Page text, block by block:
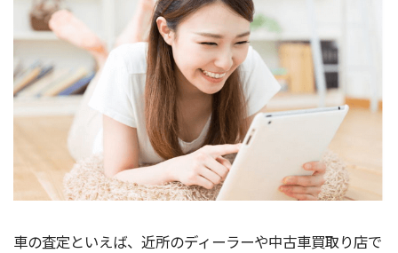
車の査定といえば、近所のディーラーや中古車買取り店で